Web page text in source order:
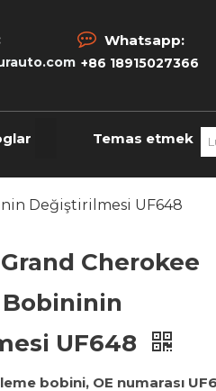
 Whatsapp:
+86 18915027366
Temas etmek
Değiştirilmesi UF648
Cherokee
UF648
bobini, OE numarası